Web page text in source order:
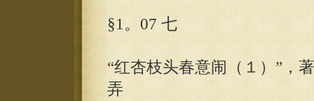
§1。07 七
“红杏枝头春意闹（１）”，
弄